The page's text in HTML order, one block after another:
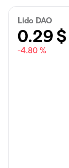
Lido DAO
0.29 $
-4.80 %